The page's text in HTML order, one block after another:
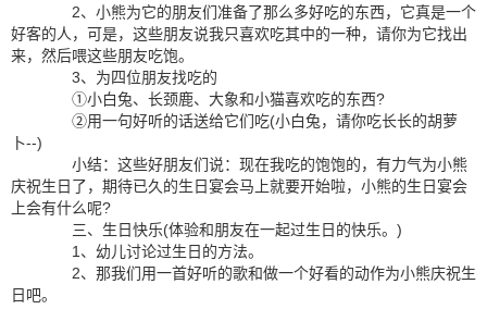
2、小熊为它的朋友们准备了那么多好吃的东西，它真是一个
好客的人，可是，这些朋友说我只喜欢吃其中的一种，请你为它找出
来，然后喂这些朋友吃饱。
3、为四位朋友找吃的
①小白兔、长颈鹿、大象和小猫喜欢吃的东西?
②用一句好听的话送给它们吃(小白兔，请你吃长长的胡萝
卜--)
小结：这些好朋友们说：现在我吃的饱饱的，有力气为小熊
庆祝生日了，期待已久的生日宴会马上就要开始啦，小熊的生日宴会
上会有什么呢?
三、生日快乐(体验和朋友在一起过生日的快乐。)
1、幼儿讨论过生日的方法。
2、那我们用一首好听的歌和做一个好看的动作为小熊庆祝生
日吧。